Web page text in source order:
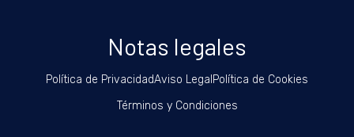
Notas legales
Política de PrivacidadAviso Legal Política de Cookies
Términos y Condiciones